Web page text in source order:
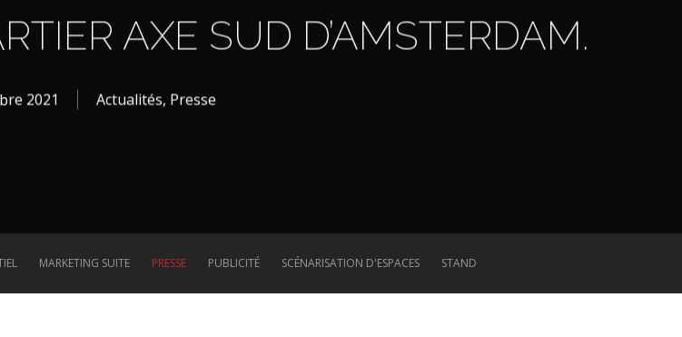
AXE SUD D’AMSTERDAM.
2021 Actualités, Presse
MARKETING SUITE PRESSE PUBLICITÉ SCÉNARISATION D'ESPACES STAND